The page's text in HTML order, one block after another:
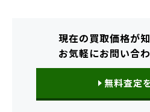
現在の買取価格が
お気軽にお問い合
無料査定